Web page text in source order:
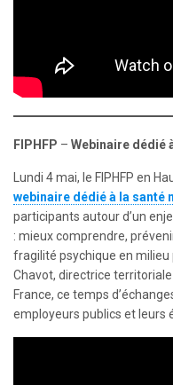
FIPHFP – Webinaire dédié
Lundi 4 mai, le FIPHFP en
webinaire dédié à la santé
participants autour d’un
: mieux comprendre,
fragilité psychique en
Chavot, directrice territoriale
France, ce temps
employeurs publics et leurs